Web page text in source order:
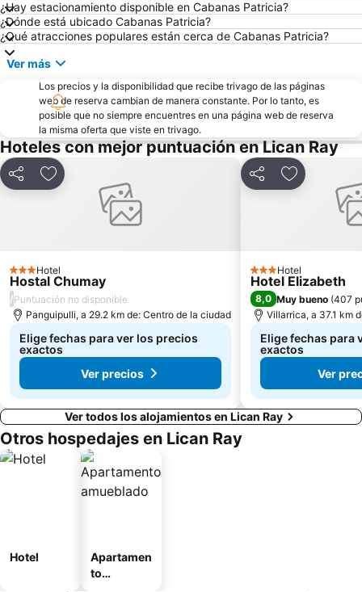
¿Hay estacionamiento disponible en Cabanas Patricia?
¿Dónde está ubicado Cabanas Patricia?
¿Qué atracciones populares están cerca de Cabanas Patricia?
Ver más
Los precios y la disponibilidad que recibe trivago de las páginas
web de reserva cambian de manera constante. Por lo tanto, es
posible que no siempre encuentres en una página web de reserva
la misma oferta que viste en trivago.
Hoteles con mejor puntuación en Lican Ray
CompartirAgregar a favoritos
3 Estrellas
Hotel
Hostal Chumay
/Puntuación no disponible
Panguipulli, a 29.2 km de: Centro de la ciudad
Elige fechas para ver los precios
exactos
Ver precios
CompartirAgregar a
3 Estrellas
Hotel
Hotel Elizabeth
8,0 Muy bueno (407
Villarrica, a 37.1 km
Elige fechas para
exactos
Ver
Ver todos los alojamientos en Lican Ray
Otros hospedajes en Lican Ray
Hotel
Apartamen
to